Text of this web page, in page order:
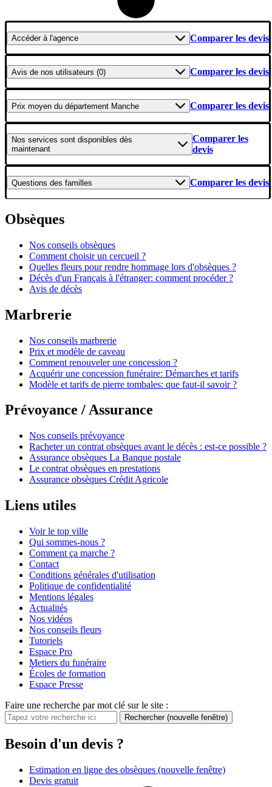
Accéderà l'agence Comparer les devis
Avis de nos utilisateurs (0) Comparer les devis
Prix moyen du département Manche Comparer les devis
Nos services sont disponibles dès
maintenant
Comparer les
devis
Questions des familles Comparer les devis
Obsèques
Nos conseils obsèques
Comment choisir un cercueil ?
Quelles fleurs pour rendre hommage lors d'obsèques ?
Décès d'un Français à l'étranger: comment procéder ?
Avis de décès
Marbrerie
Nos conseils marbrerie
Prix et modèle de caveau
Comment renouveler une concession ?
Acquérir une concession funéraire: Démarches et tarifs
Modèle et tarifs de pierre tombales: que faut-il savoir ?
Prévoyance / Assurance
Nos conseils prévoyance
Racheter un contrat obsèques avant le décès : est-ce possible ?
Assurance obsèques La Banque postale
Le contrat obsèques en prestations
Assurance obsèques Crédit Agricole
Liens utiles
Voir le top ville
Qui sommes-nous ?
Comment ça marche ?
Contact
Conditions générales d'utilisation
Politique de confidentialité
Mentions légales
Actualités
Nos vidéos
Nos conseils fleurs
Tutoriels
Espace Pro
Metiers du funéraire
Écoles de formation
Espace Presse
Faire une recherche par mot clé sur le site :
Rechercher (nouvelle fenêtre)
Besoin d'un devis ?
Estimation en ligne des obsèques (nouvelle fenêtre)
Devis gratuit